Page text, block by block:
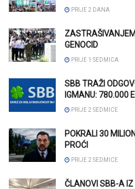
PRIJE 2 DANA
GENOCID
PRIJE 1 SEDMICA
SBB TRAŽI
IGMANU: 780.000
PRIJE 2 SEDMICE
POKRALI 30
PROĆI
PRIJE 2 SEDMICE
ČLANOVI SBB-A IZ